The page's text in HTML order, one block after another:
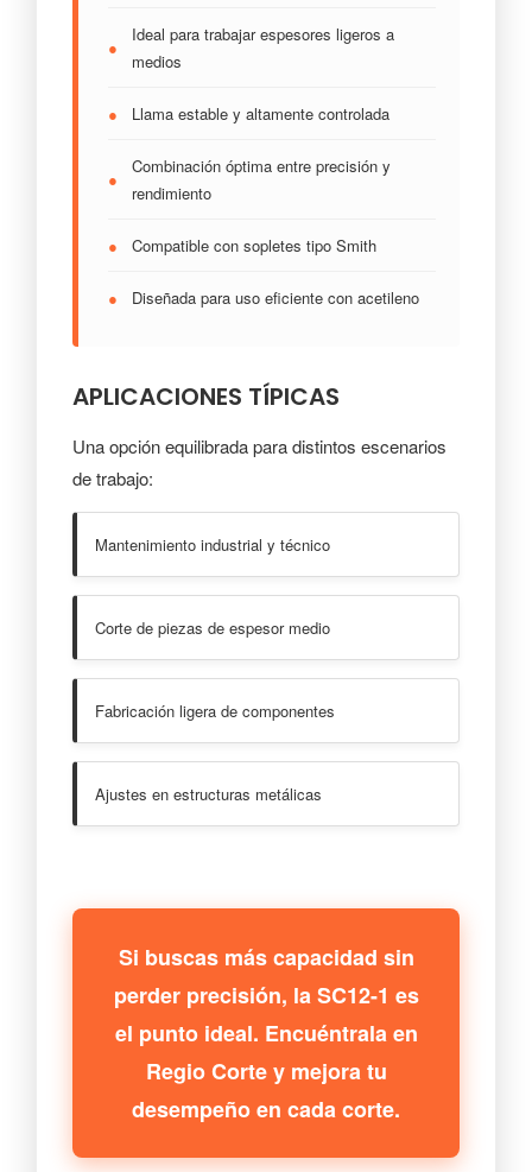
●
Ideal para trabajar espesores ligeros a
medios
● Llama estable y altamente controlada
●
Combinación óptima entre precisión y
rendimiento
● Compatible con sopletes tipo Smith
● Diseñada para uso eficiente con acetileno
APLICACIONES TÍPICAS
Una opción equilibrada para distintos escenarios
de trabajo:
Mantenimiento industrial y técnico
Corte de piezas de espesor medio
Fabricación ligera de componentes
Ajustes en estructuras metálicas
Si buscas más capacidad sin
perder precisión, la SC12-1 es
el punto ideal. Encuéntrala en
Regio Corte y mejora tu
desempeño en cada corte.